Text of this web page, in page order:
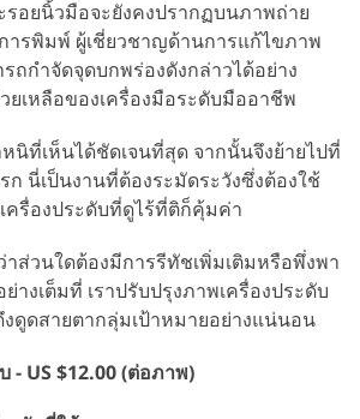
รอยนิ้วมือจะยังคงปรากฏบนภาพถ่าย
ารพิมพ์ ผู้เชี่ยวชาญด้านการแก้ไขภาพ
ถกำจัดจุดบกพร่องดังกล่าวได้อย่าง
ยเหลือของเครื่องมือระดับมืออาชีพ
หนิที่เห็นได้ชัดเจนที่สุด จากนั้นจึงย้ายไปที่
ก นี่เป็นงานที่ต้องระมัดระวังซึ่งต้องใช้
ครื่องประดับที่ดูไร้ที่ติก็คุ้มค่า
ส่วนใดต้องมีการรีทัชเพิ่มเติมหรือพึ่งพา
างเต็มที่ เราปรับปรุงภาพเครื่องประดับ
ดูดสายตากลุ่มเป้าหมายอย่างแน่นอน
- US $12.00 (ต่อภาพ)